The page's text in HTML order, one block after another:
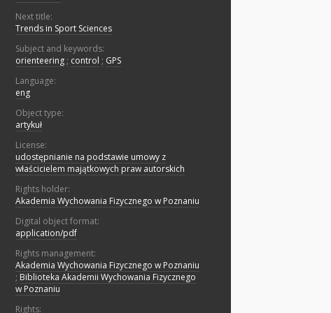
Next title:
Trends in Sport Sciences
Subject and keywords:
orienteering ; control ; GPS
Language:
eng
Object type:
artykuł
License:
udostępnianie na podstawie umowy z
właścicielem majątkowych praw autorskich
Rights holder:
Akademia Wychowania Fizycznego w Poznaniu
Digital object format:
application/pdf
Rights management:
Akademia Wychowania Fizycznego w Poznaniu
; Biblioteka Akademii Wychowania Fizycznego
w Poznaniu
Rights: